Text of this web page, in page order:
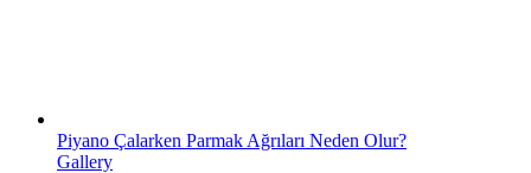
Piyano Çalarken Parmak Ağrıları Neden Olur?
Gallery